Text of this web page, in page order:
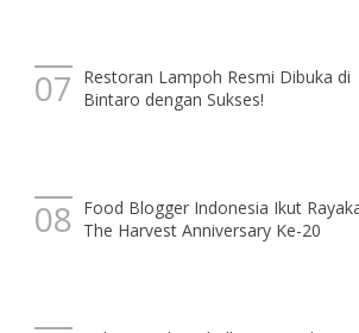
Restoran Lampoh Resmi Dibuka di
Bintaro dengan Sukses!
Food Blogger Indonesia Ikut
The Harvest Anniversary Ke-20